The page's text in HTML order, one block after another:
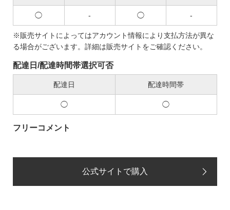
◯ - ◯ -
※販売サイトによってはアカウント情報により支払方法が異な
る場合がございます。詳細は販売サイトをご確認ください。
配達日/配達時間帯選択可否
配達日 配達時間帯
◯ ◯
フリーコメント
公式サイトで購入